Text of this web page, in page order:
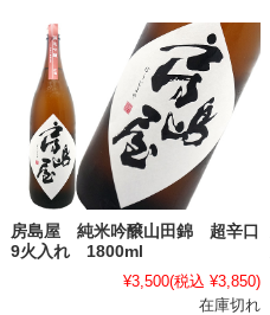
房島屋 純米吟醸山田錦 超辛口
9火入れ 1800ml
¥3,500(税込 ¥3,850)
在庫切れ